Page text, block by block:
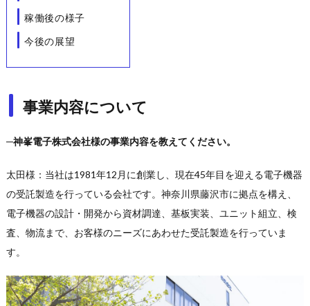
稼働後の様子
今後の展望
事業内容について
─神峯電子株式会社様の事業内容を教えてください。
太田様：当社は1981年12月に創業し、現在45年目を迎える電子機器
の受託製造を行っている会社です。神奈川県藤沢市に拠点を構え、
電子機器の設計・開発から資材調達、基板実装、ユニット組立、検
査、物流まで、お客様のニーズにあわせた受託製造を行っていま
す。